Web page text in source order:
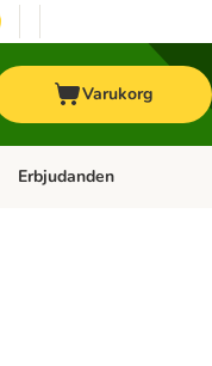
Varukorg
Open category menu:
Erbjudanden